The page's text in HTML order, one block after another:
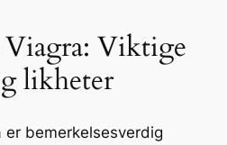
Viagra: Viktige
likheter
er bemerkelsesverdig